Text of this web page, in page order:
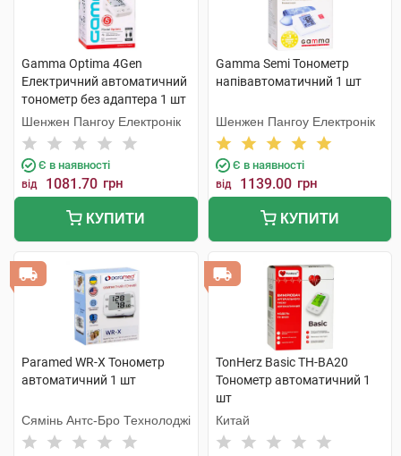
Gamma Optima 4Gen
Електричний автоматичний
тонометр без адаптера 1 шт
Шенжен Пангоу Електронік
Є в наявності
від 1081.70 грн
КУПИТИ
Gamma Semi Тонометр
напівавтоматичний 1 шт
Шенжен Пангоу Електронік
Є в наявності
від 1139.00 грн
КУПИТИ
Paramed WR-X Тонометр
автоматичний 1 шт
Сямінь Антс-Бро Технолоджі
TonHerz Basic ТН-ВА20
Тонометр автоматичний 1
шт
Китай